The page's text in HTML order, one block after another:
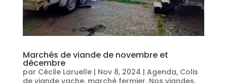
Marchés de viande de novembre et
décembre
par Cécile Laruelle| Nov 8, 2024 | Agenda, Colis
de viande vache, marché fermier, Nos viandes,